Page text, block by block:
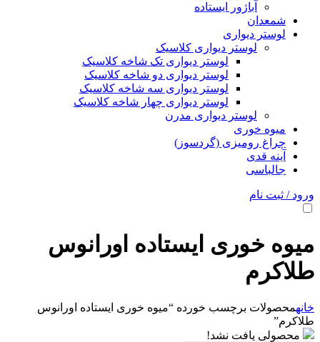
آباژور ایستاده
شمعدان
لوستر دیواری
لوستر دیواری کلاسیک
لوستر دیواری تک شاخه کلاسیک
لوستر دیواری دو شاخه کلاسیک
لوستر دیواری سه شاخه کلاسیک
لوستر دیواری چهار شاخه کلاسیک
لوستر دیواری مدرن
میوه خوری
چراغ رومیزی (گردسوز)
آینه قدی
جالباسی
ورود / ثبت نام
میوه خوری ایستاده اورانوس
طلاکرم
خانهمحصولات برچسب خورده “میوه خوری ایستاده اورانوس
طلاکرم”
محصولی یافت نشد!